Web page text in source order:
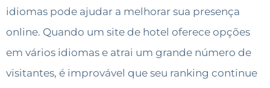
idiomas pode ajudar a melhorar sua presença
online. Quando um site de hotel oferece opções
em vários idiomas e atrai um grande número de
visitantes, é improvável que seu ranking continue